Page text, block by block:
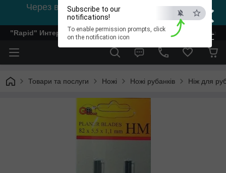
×
ESC
Subscribe to our
notifications!
To enable permission prompts, click
on the notification icon
Через відсутність світла, зв'язок на viber
0978002056
"Rapid" Интернет-магазин деревообрабатывающего
Товари та послуги Ножі Ножі рубанків Ніж для